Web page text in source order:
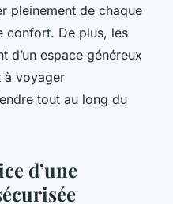
pleinement de chaque
confort. De plus, les
d’un espace généreux
à voyager
tout au long du
d’une